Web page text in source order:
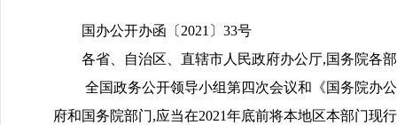
国办公开办函〔2021〕33号
各省、自治区、直辖市人民政府办公厅,国务院各
全国政务公开领导小组第四次会议和《国务院办
府和国务院部门,应当在2021年底前将本地区本部门现